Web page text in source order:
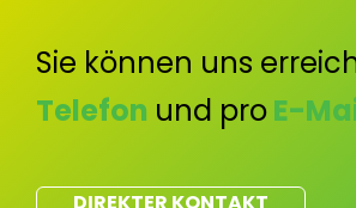
Sie können uns
Telefon und proE-
DIREKTER KONTAKT